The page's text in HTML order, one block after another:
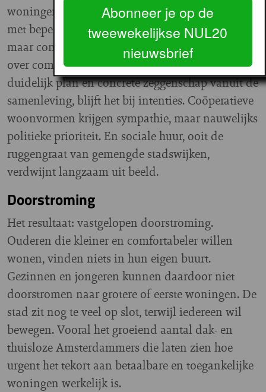
woningen te realiseren voor ouderen en mensen
met beperkingen. Alle partijen erkennen dit,
maar concrete uitwerking ontbreekt. Men spreekt
over complete, leefbare buurten, maar zonder
duidelijk plan en concrete zeggenschap vanuit de
samenleving, blijft het bij intenties. Coöperatieve
woonvormen krijgen sympathie, maar nauwelijks
politieke prioriteit. En sociale huur, ooit de
ruggengraat van gemengde stadswijken,
verdwijnt langzaam uit beeld.
Doorstroming
Het resultaat: vastgelopen doorstroming.
Ouderen die kleiner en comfortabeler willen
wonen, vinden niets in hun eigen buurt.
Gezinnen en jongeren kunnen daardoor niet
doorstromen naar grotere of eerste woningen. De
stad zit nog te veel op slot, terwijl iedereen wil
bewegen. Vooral het groeiend aantal dak- en
thuisloze Amsterdammers die laten zien hoe
urgent het tekort aan betaalbare en toegankelijke
woningen werkelijk is.
Abonneer je op de
tweewekelijkse NUL20
nieuwsbrief